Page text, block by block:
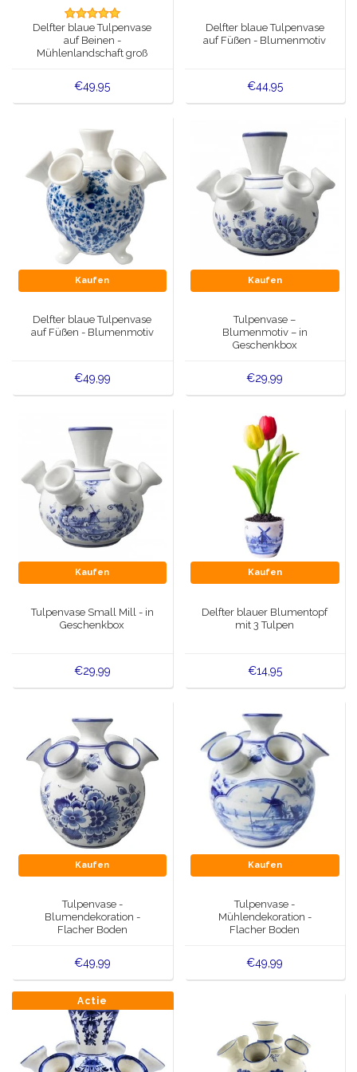
Grüße & Postkarten
Artikel des Königshauses
Wandteller - Bunt und Delfter Blau
Salz-und Pfefferstreuer
Spielkarten
Delfter blaue Magnete
Delfter blaue Tulpenvase
auf Beinen -
Mühlenlandschaft groß
€49,95
Delfter blaue Tulpenvase
auf Füßen - Blumenmotiv
€44,95
Kaufen
Delfter blaue Tulpenvase
auf Füßen - Blumenmotiv
€49,99
Kaufen
Tulpenvase –
Blumenmotiv – in
Geschenkbox
€29,99
Kaufen
Tulpenvase Small Mill - in
Geschenkbox
€29,99
Kaufen
Delfter blauer Blumentopf
mit 3 Tulpen
€14,95
Kaufen
Tulpenvase -
Blumendekoration -
Flacher Boden
€49,99
Kaufen
Tulpenvase -
Mühlendekoration -
Flacher Boden
€49,99
Actie